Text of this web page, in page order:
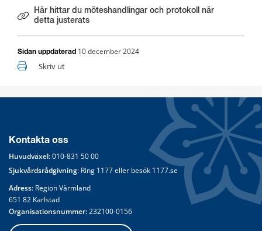
Här hittar du möteshandlingar och protokoll när
detta justerats
Länk till annan webbplats.
Sidan uppdaterad 10 december 2024
Skriv ut
Kontakta oss
Huvudväxel: 010-831 50 00
Sjukvårdsrådgivning: Ring 1177 eller besök 1177.se
Adress: Region Värmland
651 82 Karlstad
Organisationsnummer: 232100-0156